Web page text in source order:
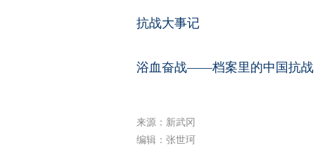
抗战大事记
浴血奋战——档案里的中国抗战
来源：新武冈
编辑：张世珂